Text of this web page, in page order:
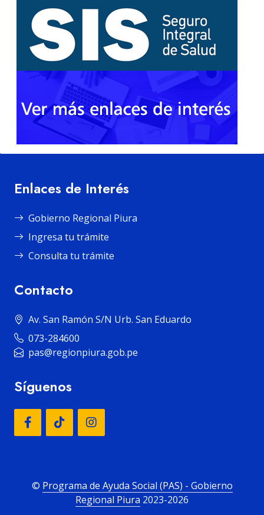
Enlaces de Interés
Gobierno Regional Piura
Ingresa tu trámite
Consulta tu trámite
Contacto
Av. San Ramón S/N Urb. San Eduardo
073-284600
pas@regionpiura.gob.pe
Síguenos
© Programa de Ayuda Social (PAS) - Gobierno
Regional Piura 2023-2026